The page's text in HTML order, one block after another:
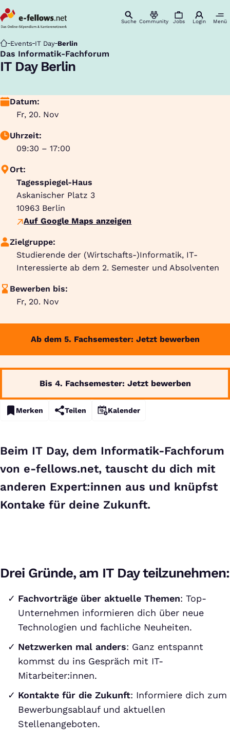
Suche Community Jobs Login Menü
Startseite
Events IT Day Berlin
Das Informatik-Fachforum
:
IT Day Berlin
Datum:
Fr, 20. Nov
Uhrzeit:
09:30 – 17:00
Ort:
Tagesspiegel-Haus
Askanischer Platz 3
10963 Berlin
Auf Google Maps anzeigen
Zielgruppe:
Studierende der (Wirtschafts-)Informatik, IT-
Interessierte ab dem 2. Semester und Absolventen
Bewerben bis:
Fr, 20. Nov
Ab dem 5. Fachsemester: Jetzt bewerben
Bis 4. Fachsemester: Jetzt bewerben
Merken Teilen Kalender
Beim IT Day, dem Informatik-Fachforum
von e-fellows.net, tauscht du dich mit
anderen Expert:innen aus und knüpfst
Kontake für deine Zukunft.
Drei Gründe, am IT Day teilzunehmen:
Fachvorträge über aktuelle Themen: Top-
Unternehmen informieren dich über neue
Technologien und fachliche Neuheiten.
Netzwerken mal anders: Ganz entspannt
kommst du ins Gespräch mit IT-
Mitarbeiter:innen.
Kontakte für die Zukunft: Informiere dich zum
Bewerbungsablauf und aktuellen
Stellenangeboten.